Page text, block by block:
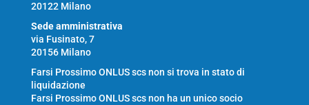
20122 Milano
Sede amministrativa
via Fusinato, 7
20156 Milano
Farsi Prossimo ONLUS scs non si trova in stato di
liquidazione
Farsi Prossimo ONLUS scs non ha un unico socio